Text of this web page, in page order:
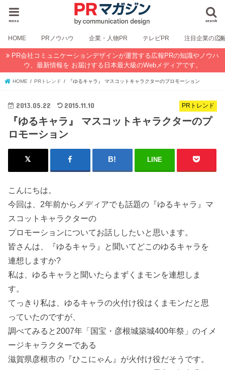
search
menu
HOME PRノウハウ 企業・人物PR テレビPR 注目企業の広
PR会社コミュニケーションデザインが運営する広報PRの知識やノウハ
ウ、最新情報を お届けする日本最大級のWebメディアです。
HOME PRトレンド 『ゆるキャラ』 マスコットキャラクターのプロモーション
PRトレンド
2013.05.22 2015.11.10
『ゆるキャラ』 マスコットキャラクターのプ
ロモーション
LINE
こんにちは。
今回は、2年前からメディアでも話題の『ゆるキャラ』マ
スコットキャラクターの
プロモーションについてお話ししたいと思います。
皆さんは、『ゆるキャラ』と聞いてどこのゆるキャラを
連想しますか?
私は、ゆるキャラと聞いたらまずくまモンを連想しま
す。
てっきり私は、ゆるキャラの火付け役はくまモンだと思
っていたのですが、
調べてみると2007年「国宝・彦根城築城400年祭」のイメ
ージキャラクターである
滋賀県彦根市の『ひこにゃん』が火付け役だそうです。